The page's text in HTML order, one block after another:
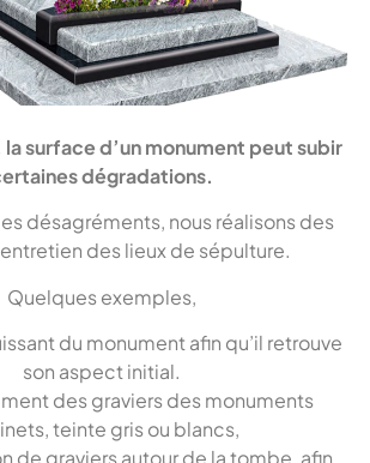
surface d’un monument peut subir
dégradations.
désagréments, nous réalisons des
des lieux de sépulture.
Quelques exemples,
du monument afin qu’il retrouve
son aspect initial.
des graviers des monuments
teinte gris ou blancs,
de graviers autour de la tombe, afin